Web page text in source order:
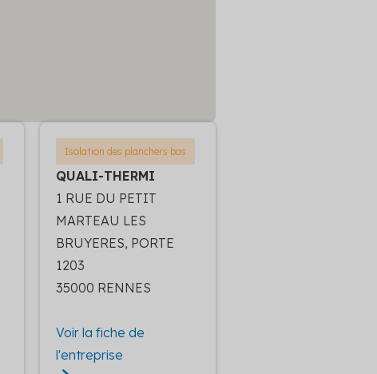
Isolation des planchers bas
QUALI-THERMI
1 RUE DU PETIT
MARTEAU LES
BRUYERES, PORTE
1203
35000 RENNES
Voir la fiche de
l'entreprise